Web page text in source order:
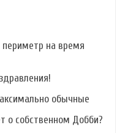
на время
обычные
о собственном Добби?